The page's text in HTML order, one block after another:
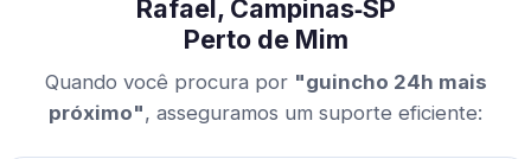
Rafael, Campinas‑SP
Perto de Mim
Quando você procura por "guincho 24h mais
próximo", asseguramos um suporte eficiente: